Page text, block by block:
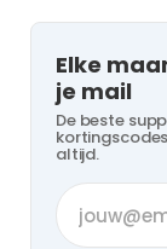
Elke
je mail
De beste
altijd.